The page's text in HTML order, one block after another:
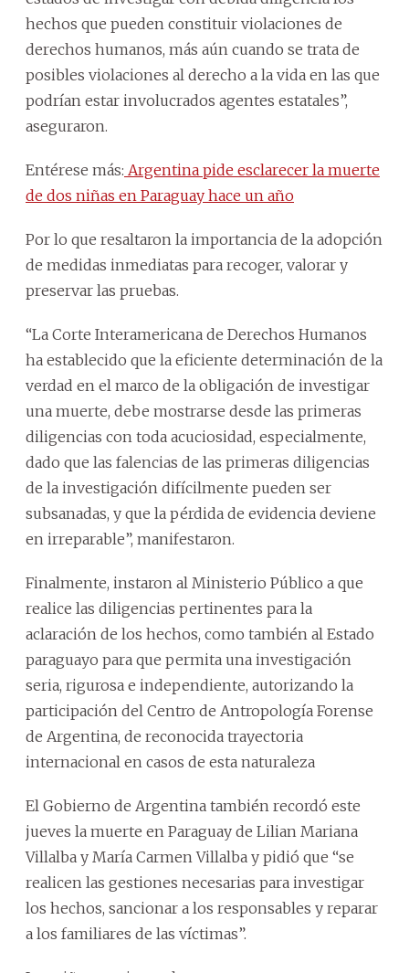
hechos que pueden constituir violaciones de
derechos humanos, más aún cuando se trata de
posibles violaciones al derecho a la vida en las que
podrían estar involucrados agentes estatales”,
aseguraron.
Entérese más: Argentina pide esclarecer la muerte
de dos niñas en Paraguay hace un año
Por lo que resaltaron la importancia de la adopción
de medidas inmediatas para recoger, valorar y
preservar las pruebas.
“La Corte Interamericana de Derechos Humanos
ha establecido que la eficiente determinación de la
verdad en el marco de la obligación de investigar
una muerte, debe mostrarse desde las primeras
diligencias con toda acuciosidad, especialmente,
dado que las falencias de las primeras diligencias
de la investigación difícilmente pueden ser
subsanadas, y que la pérdida de evidencia deviene
en irreparable”, manifestaron.
Finalmente, instaron al Ministerio Público a que
realice las diligencias pertinentes para la
aclaración de los hechos, como también al Estado
paraguayo para que permita una investigación
seria, rigurosa e independiente, autorizando la
participación del Centro de Antropología Forense
de Argentina, de reconocida trayectoria
internacional en casos de esta naturaleza
El Gobierno de Argentina también recordó este
jueves la muerte en Paraguay de Lilian Mariana
Villalba y María Carmen Villalba y pidió que “se
realicen las gestiones necesarias para investigar
los hechos, sancionar a los responsables y reparar
a los familiares de las víctimas”.